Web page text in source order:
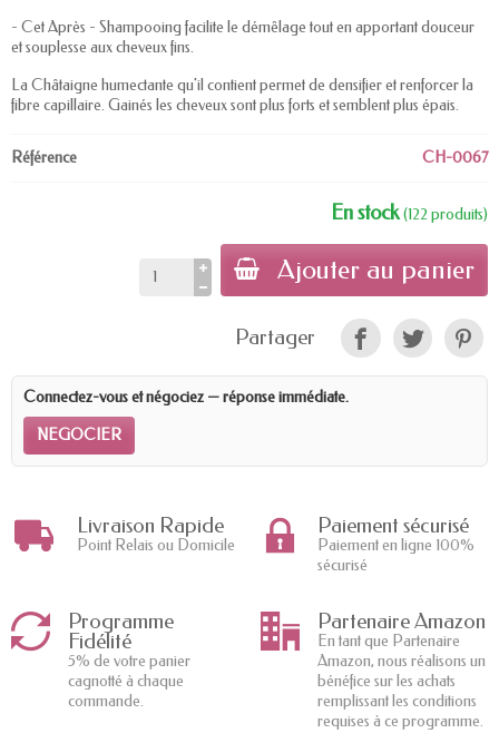
- Cet Après - Shampooing facilite le démêlage tout en apportant douceur
et souplesse aux cheveux fins.
La Châtaigne humectante qu'il contient permet de densifier et renforcer la
fibre capillaire. Gainés les cheveux sont plus forts et semblent plus épais.
Référence CH-0067
En stock(122 produits)
Ajouter au panier
Partager
Connectez-vous et négociez — réponse immédiate.
NEGOCIER
Livraison Rapide
Point Relais ou Domicile
Paiement sécurisé
Paiement en ligne 100%
sécurisé
Programme
Fidélité
5% de votre panier
cagnotté à chaque
commande.
Partenaire Amazon
En tant que Partenaire
Amazon, nous réalisons un
bénéfice sur les achats
remplissant les conditions
requises à ce programme.